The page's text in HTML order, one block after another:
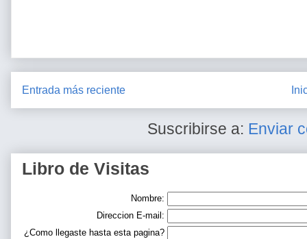
Entrada más reciente
Suscribirse a: Enviar
Libro de Visitas
Nombre:
Direccion E-mail:
¿Como llegaste hasta esta pagina?